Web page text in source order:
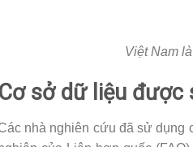
Việt Nam
Cơ sở dữ liệu được
nhà nghiên cứu đã sử dụng